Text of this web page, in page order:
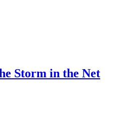
Storm in the Net